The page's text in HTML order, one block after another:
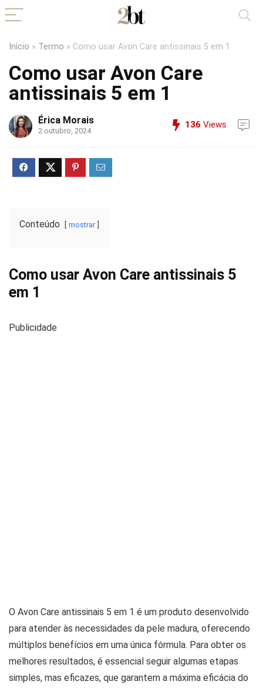
Início » Termo » Como usar Avon Care antissinais 5 em 1
Como usar Avon Care
antissinais 5 em 1
Érica Morais
2 outubro, 2024
136 Views
Conteúdo mostrar
Como usar Avon Care antissinais 5
em 1
Publicidade
O Avon Care antissinais 5 em 1 é um produto desenvolvido
para atender às necessidades da pele madura, oferecendo
múltiplos benefícios em uma única fórmula. Para obter os
melhores resultados, é essencial seguir algumas etapas
simples, mas eficazes, que garantem a máxima eficácia do